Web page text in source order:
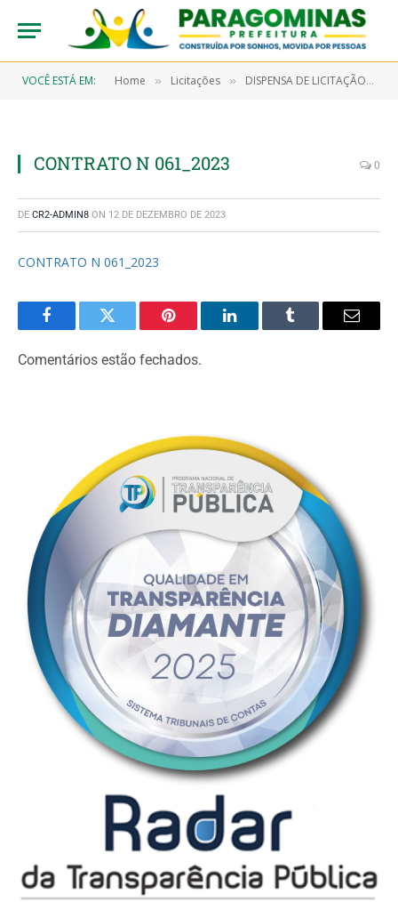
VOCÊ ESTÁ EM: Home » Licitações » DISPENSA DE LICITAÇÃO N° 7/2022-00065 (AQUISIÇÃO DE MATERIAL FARAMACOLÓGICO OBJETIVANDO ATENDER A SECRETARIA MUNICIPAL DE SAÚDE E SEUS PROGRAMAS)
CONTRATO N 061_2023 0
DE CR2-ADMIN8 ON 12 DE DEZEMBRO DE 2023
CONTRATO N 061_2023
FacebookTwitter Pinterest LinkedInTumblr Email
Comentários estão fechados.